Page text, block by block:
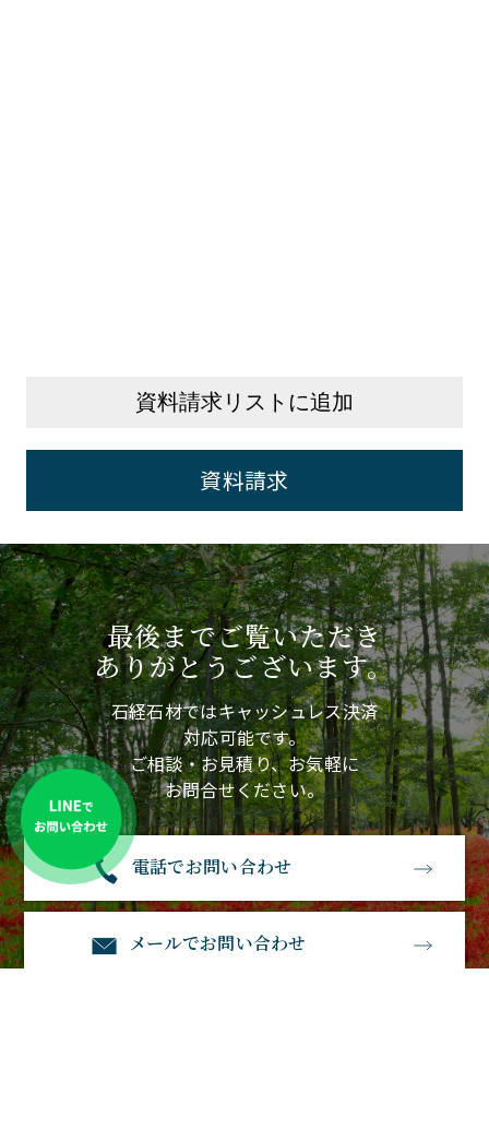
資料請求リストに追加
資料請求
最後までご覧いただき
ありがとうございます。
石経石材ではキャッシュレス決済
対応可能です。
ご相談・お見積り、お気軽に
お問合せください。
電話でお問い合わせ
メールでお問い合わせ